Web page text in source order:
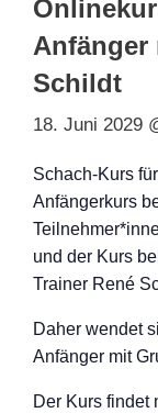
Anfänger
Schildt
18. Juni 2029
Schach-Kurs
Anfängerkurs
und der Kurs
Trainer René
Daher wendet
Anfänger mit
Der Kurs findet